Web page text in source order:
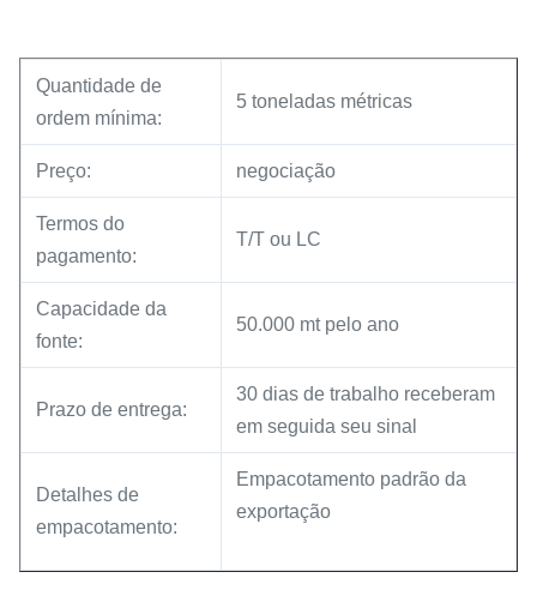
Quantidade de
ordem mínima:
5 toneladas métricas
Preço: negociação
Termos do
pagamento:
T/T ou LC
Capacidade da
fonte:
50.000 mt pelo ano
Prazo de entrega:
30 dias de trabalho receberam
em seguida seu sinal
Detalhes de
empacotamento:
Empacotamento padrão da
exportação